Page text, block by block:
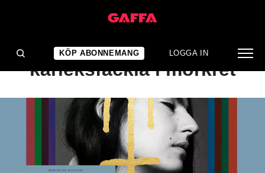
KÖP ABONNEMANG LOGGA IN
ALBUMRECENSION
En stärkande
kärleksfackla i mörkret